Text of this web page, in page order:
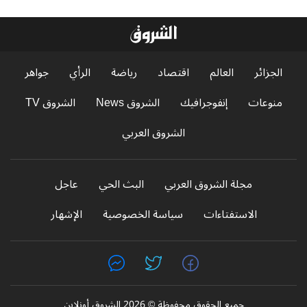
الجزائر العالم اقتصاد رياضة الرأي
جواهر
منوعات
إنفوجرافيك الشروق News
الشروق TV
الشروق العربي
مجلة الشروق العربي البث الحي
عاجل
الاستفتاءات
سياسة الخصوصية الإشهار